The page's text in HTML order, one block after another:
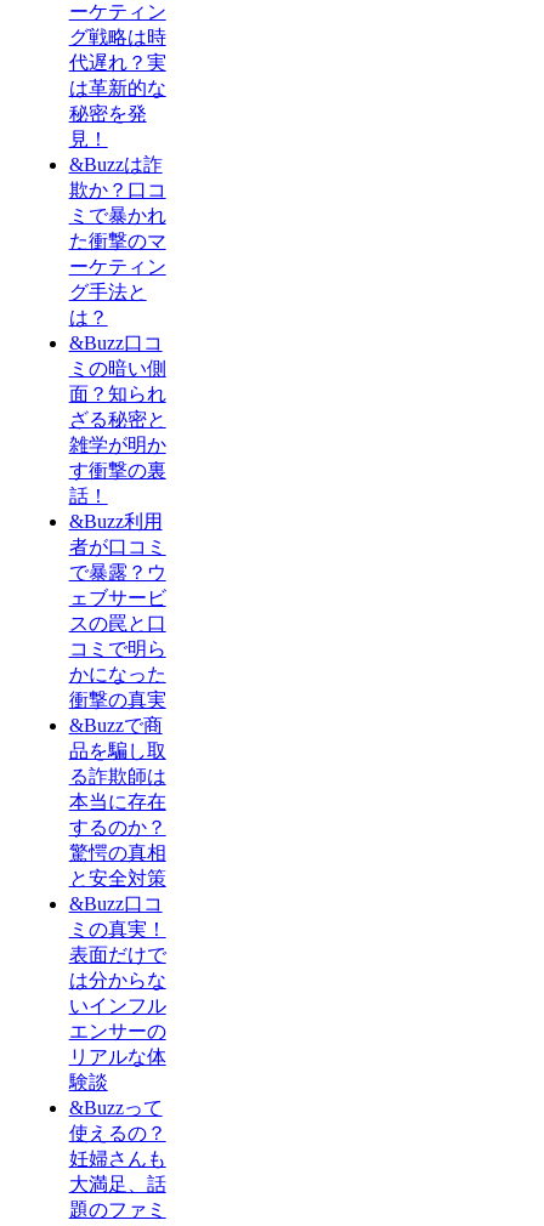
ーケティン
グ戦略は時
代遅れ？実
は革新的な
秘密を発
見！
&Buzzは詐
欺か？口コ
ミで暴かれ
た衝撃のマ
ーケティン
グ手法と
は？
&Buzz口コ
ミの暗い側
面？知られ
ざる秘密と
雑学が明か
す衝撃の裏
話！
&Buzz利用
者が口コミ
で暴露？ウ
ェブサービ
スの罠と口
コミで明ら
かになった
衝撃の真実
&Buzzで商
品を騙し取
る詐欺師は
本当に存在
するのか？
驚愕の真相
と安全対策
&Buzz口コ
ミの真実！
表面だけで
は分からな
いインフル
エンサーの
リアルな体
験談
&Buzzって
使えるの？
妊婦さんも
大満足、話
題のファミ